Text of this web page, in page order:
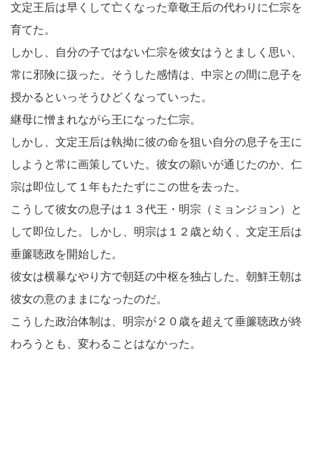
文定王后は早くして亡くなった章敬王后の代わりに仁宗を
育てた。
しかし、自分の子ではない仁宗を彼女はうとましく思い、
常に邪険に扱った。そうした感情は、中宗との間に息子を
授かるといっそうひどくなっていった。
継母に憎まれながら王になった仁宗。
しかし、文定王后は執拗に彼の命を狙い自分の息子を王に
しようと常に画策していた。彼女の願いが通じたのか、仁
宗は即位して１年もたたずにこの世を去った。
こうして彼女の息子は１３代王・明宗（ミョンジョン）と
して即位した。しかし、明宗は１２歳と幼く、文定王后は
垂簾聴政を開始した。
彼女は横暴なやり方で朝廷の中枢を独占した。朝鮮王朝は
彼女の意のままになったのだ。
こうした政治体制は、明宗が２０歳を超えて垂簾聴政が終
わろうとも、変わることはなかった。